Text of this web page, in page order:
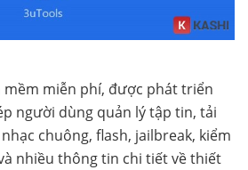
miễn phí, được phát triển
người dùng quản lý tập tin, tải
chuông, flash, jailbreak, kiểm
nhiều thông tin chi tiết về thiết